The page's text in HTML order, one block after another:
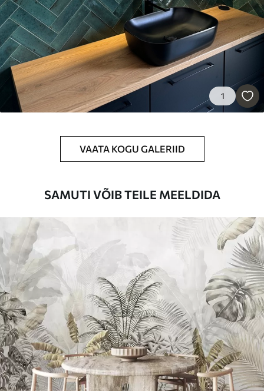
Peel and Stick
81 .6749.00€ /m²
1
VAATA KOGU GALERIID
SAMUTI VÕIB TEILE MEELDIDA